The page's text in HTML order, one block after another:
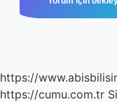
https://
https://cumu.com.tr